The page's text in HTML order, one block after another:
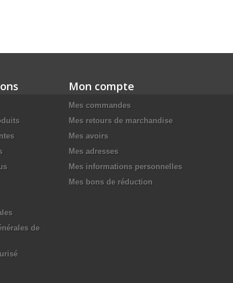
de
Mon compte
Mes commandes
Mes retours de marchandise
Mes avoirs
Mes adresses
Mes informations personnelles
Mes bons de réduction